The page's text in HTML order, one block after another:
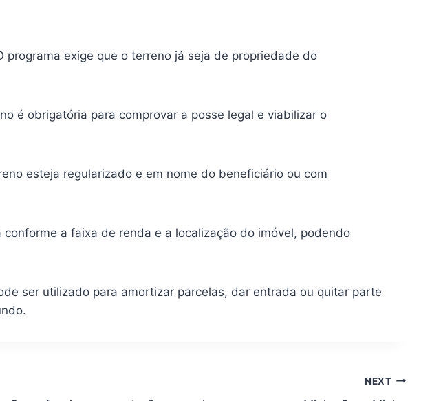
programa exige que o terreno já seja de propriedade do
é obrigatória para comprovar a posse legal e viabilizar o
esteja regularizado e em nome do beneficiário ou com
conforme a faixa de renda e a localização do imóvel, podendo
ser utilizado para amortizar parcelas, dar entrada ou quitar parte
NEXT